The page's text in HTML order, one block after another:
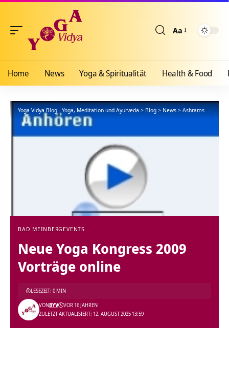
Aa
Home News Yoga & Spiritualität Health & Food
Yoga Vidya Blog - Yoga, Meditation und Ayurveda>Blog>News>Ashrams> Bad
BAD MEINBERG EVENTS
Neue Yoga Kongress 2009
Vorträge online
ZULETZT AKTUALISIERT: 12. AUGUST 2025 13:59
VONBYV VOR 16 JAHREN
LESEZEIT: 0 MIN